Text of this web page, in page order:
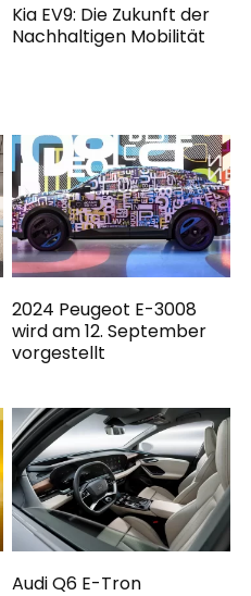
Kia EV9: Die Zukunft der
Nachhaltigen Mobilität
2024 Peugeot E-3008
wird am 12. September
vorgestellt
Audi Q6 E-Tron